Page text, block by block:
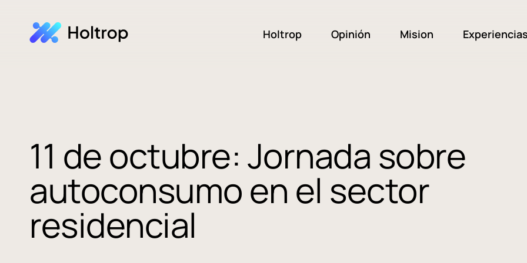
Holtrop Opinión Mision Experiencias
11 de octubre: Jornada sobre
autoconsumo en el sector
residencial